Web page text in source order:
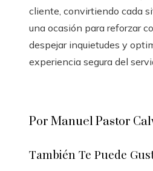
cliente, convirtiendo cada
una ocasión para reforzar
despejar inquietudes y
experiencia segura del
Por Manuel Pastor
También Te Puede